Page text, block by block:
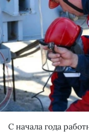
С начала года